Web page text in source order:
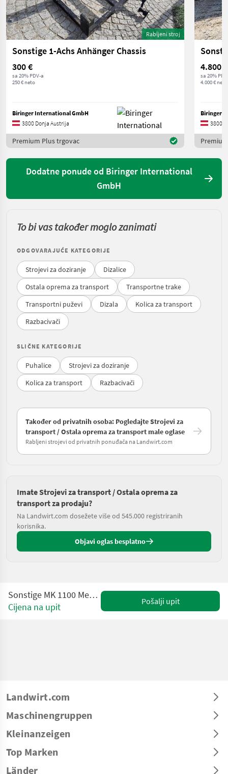
Rabljeni stroj
Sonstige 1-Achs Anhänger Chassis
300 €
sa 20% PDV-a
250 € neto
Biringer International GmbH
3800 Donja Austrija
Premium Plus trgovac
4.800 €
sa 20%
4.000 € neto
Biringer
3800
Dodatne ponude od Biringer International
GmbH
To bi vas također moglo zanimati
ODGOVARAJUĆE KATEGORIJE
Strojevi za doziranje
Dizalice
Ostala oprema za transport
Transportne trake
Transportni puževi
Dizala
Kolica za transport
Razbacivači
SLIČNE KATEGORIJE
Puhalice
Strojevi za doziranje
Kolica za transport
Razbacivači
Također od privatnih osoba: Pogledajte Strojevi za
transport / Ostala oprema za transport male oglase
Rabljeni strojevi od privatnih ponuđača na Landwirt.com
Imate Strojevi za transport / Ostala oprema za
transport za prodaju?
Na Landwirt.com dosežete više od 545.000 registriranih
korisnika.
Objavi oglas besplatno
Sonstige MK 1100 Mehrkammer Ballenpresse
Cijena na upit
Pošalji upit
Landwirt.com
Maschinengruppen
Kleinanzeigen
Top Marken
Länder